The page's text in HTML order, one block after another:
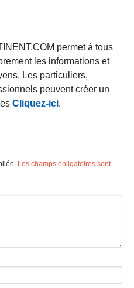
permet à tous
les informations et
Les particuliers,
peuvent créer un
Cliquez-ici.
Les champs obligatoires sont